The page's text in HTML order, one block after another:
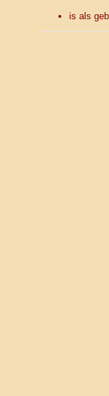
is als